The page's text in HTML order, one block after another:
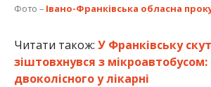
Фото – Івано-Франківська обласна
Читати також: У Франківську
зіштовхнувся з мікроавтобусом:
двоколісного у лікарні